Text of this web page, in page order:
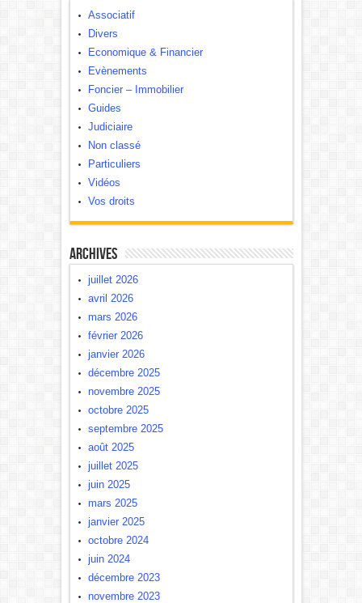
Associatif
Divers
Economique & Financier
Evènements
Foncier – Immobilier
Guides
Judiciaire
Non classé
Particuliers
Vidéos
Vos droits
Archives
juillet 2026
avril 2026
mars 2026
février 2026
janvier 2026
décembre 2025
novembre 2025
octobre 2025
septembre 2025
août 2025
juillet 2025
juin 2025
mars 2025
janvier 2025
octobre 2024
juin 2024
décembre 2023
novembre 2023